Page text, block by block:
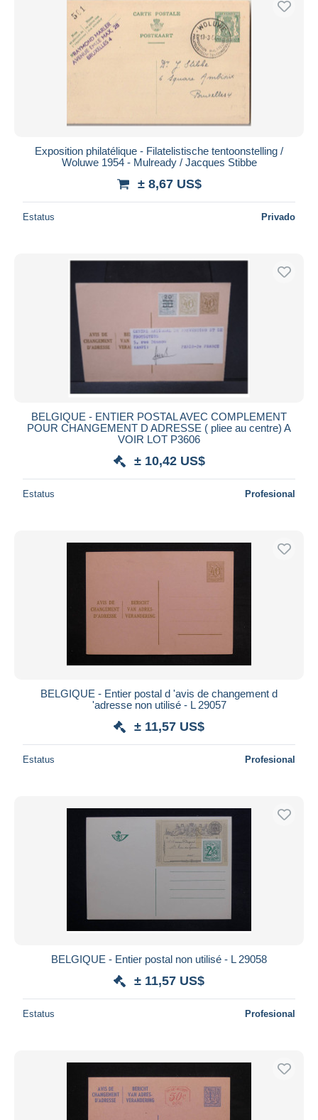
Exposition philatélique - Filatelistische tentoonstelling /
Woluwe 1954 - Mulready / Jacques Stibbe
± 8,67 US$
Estatus Privado
BELGIQUE - ENTIER POSTAL AVEC COMPLEMENT
POUR CHANGEMENT D ADRESSE ( pliee au centre) A
VOIR LOT P3606
± 10,42 US$
Estatus Profesional
BELGIQUE - Entier postal d 'avis de changement d
'adresse non utilisé - L 29057
± 11,57 US$
Estatus Profesional
BELGIQUE - Entier postal non utilisé - L 29058
± 11,57 US$
Estatus Profesional